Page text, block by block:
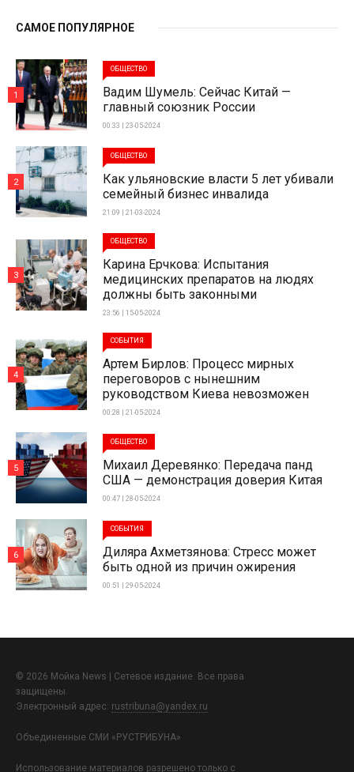
САМОЕ ПОПУЛЯРНОЕ
ОБЩЕСТВО
Вадим Шумель: Сейчас Китай —
главный союзник России
00:33 | 23-05-2024
1
ОБЩЕСТВО
Как ульяновские власти 5 лет убивали
семейный бизнес инвалида
21:09 | 21-03-2024
2
ОБЩЕСТВО
Карина Ерчкова: Испытания
медицинских препаратов на людях
должны быть законными
23:56 | 15-05-2024
3
СОБЫТИЯ
Артем Бирлов: Процесс мирных
переговоров с нынешним
руководством Киева невозможен
00:28 | 21-05-2024
4
ОБЩЕСТВО
Михаил Деревянко: Передача панд
США — демонстрация доверия Китая
00:47 | 28-05-2024
5
СОБЫТИЯ
Диляра Ахметзянова: Стресс может
быть одной из причин ожирения
00:51 | 29-05-2024
6
© 2026 Мойка News | Сетевое издание. Все права
защищены.
Электронный адрес: rustribuna@yandex.ru
Объединенные СМИ «РУСТРИБУНА»
Использование материалов разрешено только с